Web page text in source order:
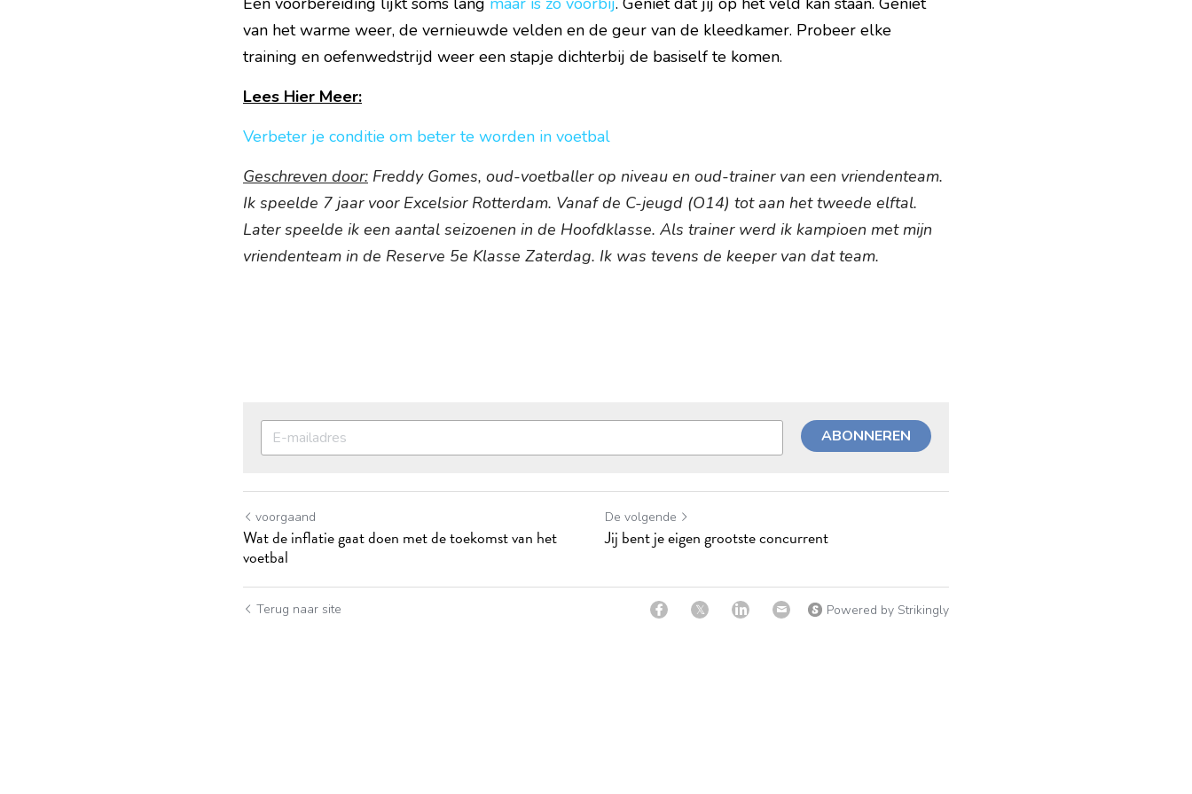
van het warme weer, de vernieuwde velden en de geur van de kleedkamer. Probeer elke
training en oefenwedstrijd weer een stapje dichterbij de basiself te komen.
Lees Hier Meer:
Verbeter je conditie om beter te worden in voetbal
Geschreven door: Freddy Gomes, oud-voetballer op niveau en oud-trainer van een vriendenteam.
Ik speelde 7 jaar voor Excelsior Rotterdam. Vanaf de C-jeugd (O14) tot aan het tweede elftal.
Later speelde ik een aantal seizoenen in de Hoofdklasse. Als trainer werd ik kampioen met mijn
vriendenteam in de Reserve 5e Klasse Zaterdag. Ik was tevens de keeper van dat team.
ABONNEREN
voorgaand
Wat de inflatie gaat doen met de toekomst van het
voetbal
De volgende
Jij bent je eigen grootste concurrent
Terug naar site Powered by Strikingly